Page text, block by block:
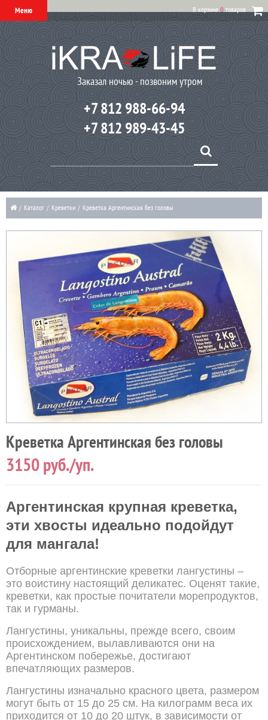
Меню В корзине 0 товаров
Заказал ночью - позвоним утром
+7 812 988-66-94
+7 812 989-43-45
/ Каталог / Креветки / Креветка Аргентинская без головы
Креветка Аргентинская без головы
3150руб./уп.
Аргентинская крупная креветка,
эти хвосты идеально подойдут
для мангала!
Отборные аргентинские креветки лангустины –
это воистину настоящий деликатес. Оценят такие,
креветки, как простые почитатели морепродуктов,
так и гурманы.
Лангустины, уникальны, прежде всего, своим
происхождением, вылавливаются они на
Аргентинском побережье, достигают
впечатляющих размеров.
Лангустины изначально красного цвета, размером
могут быть от 15 до 25 см. На килограмм веса их
приходится от 10 до 20 штук, в зависимости от